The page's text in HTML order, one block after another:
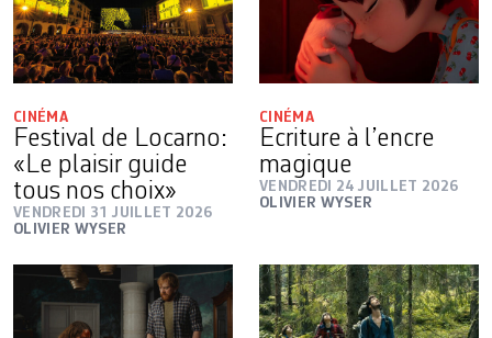
CINÉMA
Festival de Locarno:
«Le plaisir guide
tous nos choix»
VENDREDI 31 JUILLET 2026
OLIVIER WYSER
CINÉMA
Ecriture à l’encre
magique
VENDREDI 24 JUILLET 2026
OLIVIER WYSER